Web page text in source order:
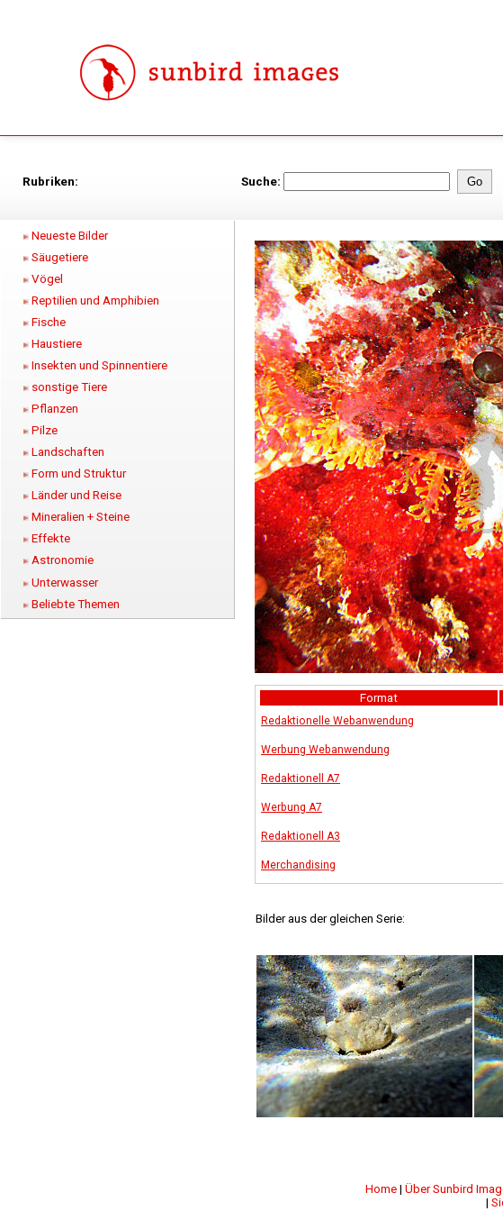
Rubriken: Suche:
Neueste Bilder
Säugetiere
Vögel
Reptilien und Amphibien
Fische
Haustiere
Insekten und Spinnentiere
sonstige Tiere
Pflanzen
Pilze
Landschaften
Form und Struktur
Länder und Reise
Mineralien + Steine
Effekte
Astronomie
Unterwasser
Beliebte Themen
Format
Redaktionelle Webanwendung
Werbung Webanwendung
Redaktionell A7
Werbung A7
Redaktionell A3
Merchandising
Bilder aus der gleichen Serie:
Home| Über Sunbird
|